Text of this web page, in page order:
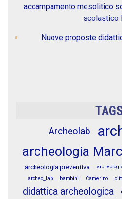
accampamento mesolitico
scolastico
Nuove proposte
TAGS
Archeolab
archeologia
archeologia preventiva
archeo_lab
bambini Camerino
didattica archeologica